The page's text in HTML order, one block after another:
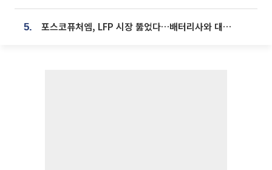
5. 포스코퓨처엠, LFP 시장 뚫었다…배터리사와 대규모 장기 공급 합의